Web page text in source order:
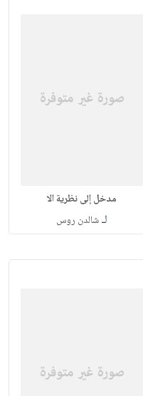
مدخل إلى نظرية الا
لـشالدن روس